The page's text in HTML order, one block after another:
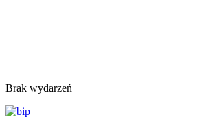
Brak wydarzeń